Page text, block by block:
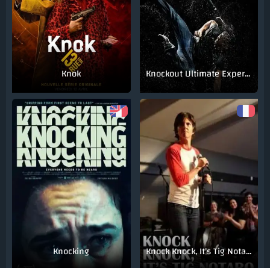
Knok Knockout Ultimate Experience
Knocking Knock Knock, It's Tig Notaro